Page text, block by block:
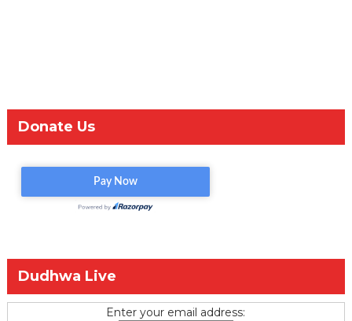
Donate Us
Dudhwa Live
Enter your email address: